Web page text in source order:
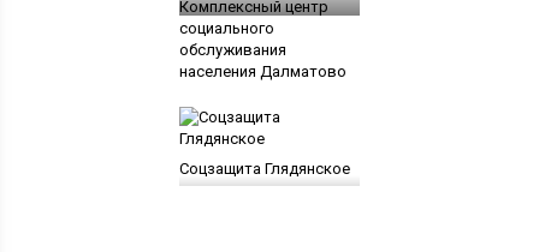
Комплексный центр
социального
обслуживания
населения Далматово
Соцзащита Глядянское